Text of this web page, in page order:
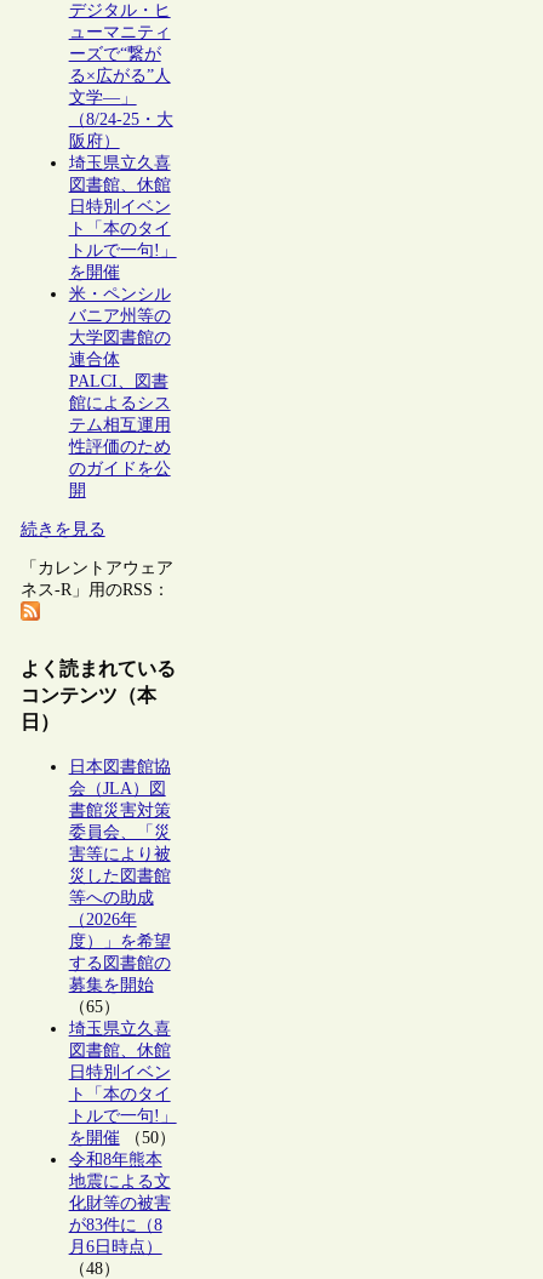
デジタル・ヒ
ューマニティ
ーズで“繋が
る×広がる”人
文学―」
（8/24-25・大
阪府）
埼玉県立久喜
図書館、休館
日特別イベン
ト「本のタイ
トルで一句!」
を開催
米・ペンシル
バニア州等の
大学図書館の
連合体
PALCI、図書
館によるシス
テム相互運用
性評価のため
のガイドを公
開
続きを見る
「カレントアウェア
ネス-R」用のRSS：
よく読まれている
コンテンツ（本
日）
日本図書館協
会（JLA）図
書館災害対策
委員会、「災
害等により被
災した図書館
等への助成
（2026年
度）」を希望
する図書館の
募集を開始
（65）
埼玉県立久喜
図書館、休館
日特別イベン
ト「本のタイ
トルで一句!」
を開催（50）
令和8年熊本
地震による文
化財等の被害
が83件に（8
月6日時点）
（48）